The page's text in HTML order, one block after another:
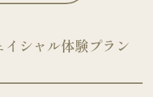
シャル体験プラン